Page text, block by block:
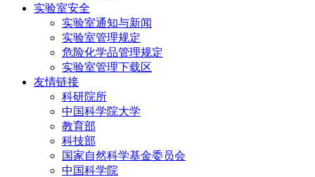
实验室安全
实验室通知与新闻
实验室管理规定
危险化学品管理规定
实验室管理下载区
友情链接
科研院所
中国科学院大学
教育部
科技部
国家自然科学基金委员会
中国科学院